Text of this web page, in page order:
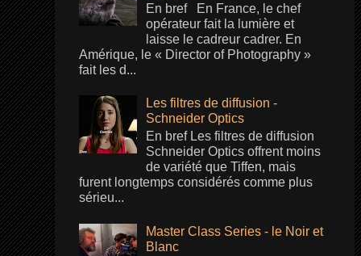
En bref En France, le chef
opérateur fait la lumière et
laisse le cadreur cadrer. En
Amérique, le « Director of Photography »
fait les d...
Les filtres de diffusion -
Schneider Optics
En bref Les filtres de diffusion
Schneider Optics offrent moins
de variété que Tiffen, mais
furent longtemps considérés comme plus
sérieu...
Master Class Series - le Noir et
Blanc